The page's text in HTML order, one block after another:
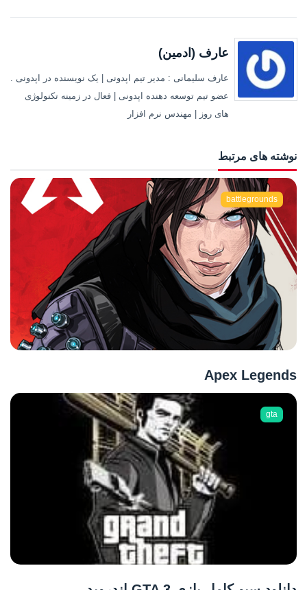
عارف (ادمین)
عارف سلیمانی : مدیر تیم اپدونی | یک نویسنده در اپدونی .
عضو تیم توسعه دهنده اپدونی | فعال در زمینه تکنولوژی
های روز | مهندس نرم افزار
نوشته های مرتبط
battlegrounds
Apex Legends
gta